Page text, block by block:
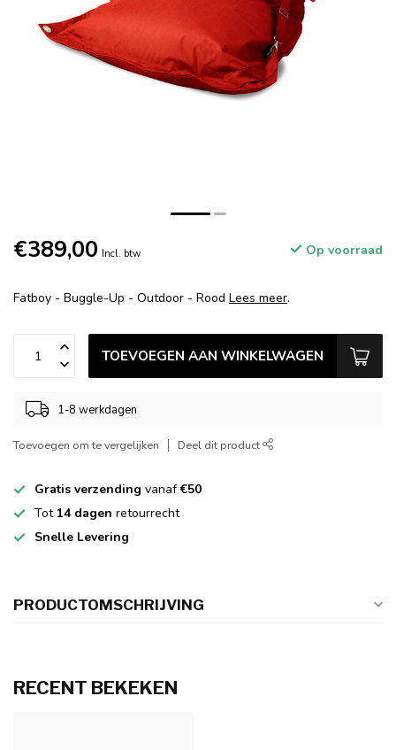
€389,00 Incl. btw Op voorraad
Fatboy - Buggle-Up - Outdoor - Rood Lees meer.
TOEVOEGEN AAN WINKELWAGEN
1-8 werkdagen
Toevoegen om te vergelijken Deel dit product
Gratis verzending vanaf€50
Tot 14 dagen retourrecht
Snelle Levering
PRODUCTOMSCHRIJVING
RECENT BEKEKEN